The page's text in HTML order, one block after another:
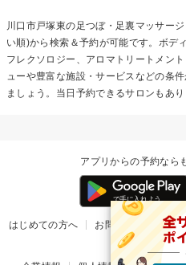
川口市戸塚東の 足つぼ・足裏マッサー
い順)から検索＆予約が可能です。ボデ
フレクソロジー、アロマトリートメン
ューや豊富な施設・サービスなどの条
ましょう。当日予約できるサロンもあり
アプリからの予約なら
はじめての方へ お問い合わせ ヘ
掲載ご希望の